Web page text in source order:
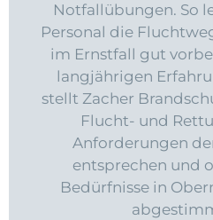
Notfallübungen. So
Personal die
im Ernstfall gut
langjährigen
stellt Zacher
Flucht- und
Anforderungen
entsprechen und
Bedürfnisse in